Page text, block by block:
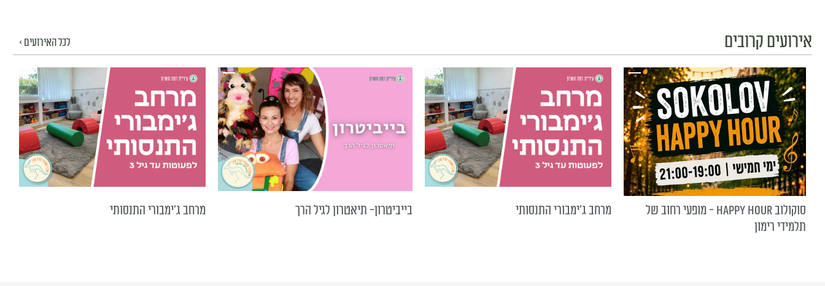
אירועים קרובים לכל האירועים >
סוקולוב HAPPY HOUR - מופעי רחוב של
תלמידי רימון
מרחב ג'ימבורי התנסותי בייביטרון- תיאטרון לגיל הרך מרחב ג'ימבורי התנסותי